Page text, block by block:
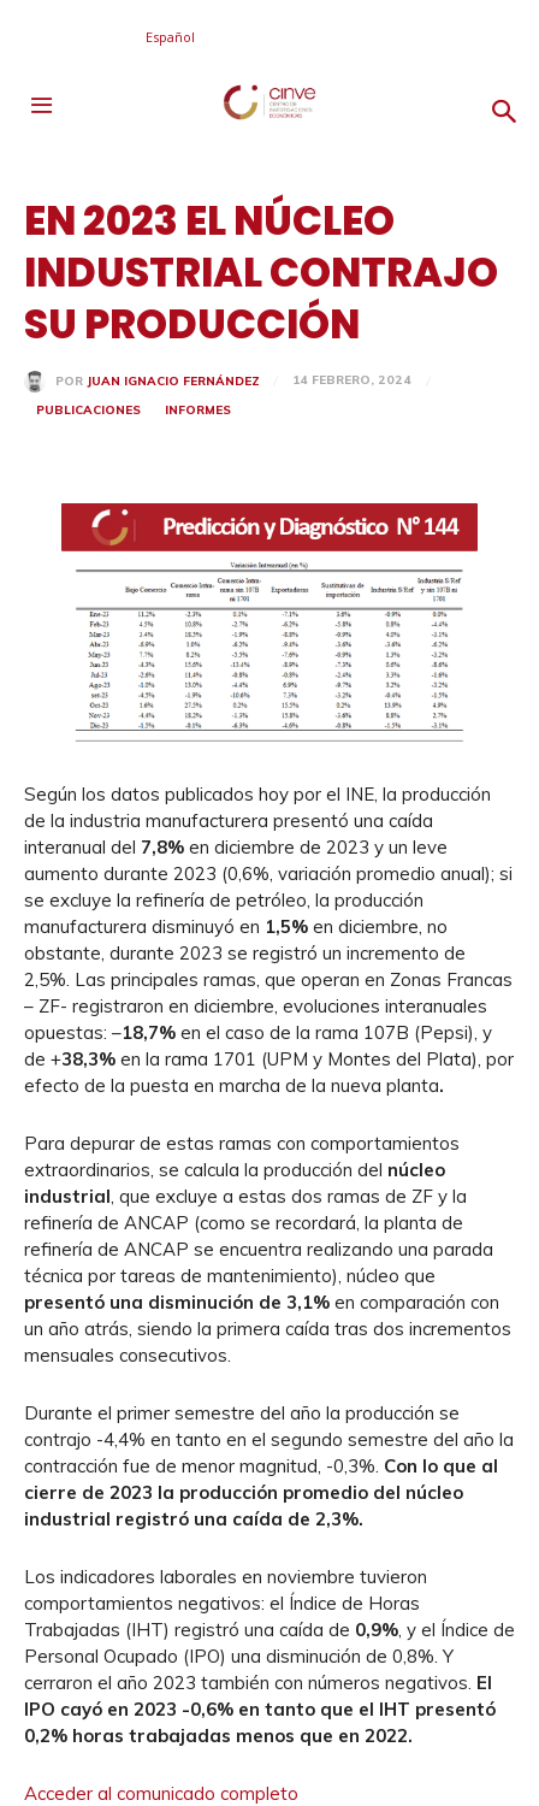
Español
EN 2023 EL NÚCLEO
INDUSTRIAL CONTRAJO
SU PRODUCCIÓN
POR JUAN IGNACIO FERNÁNDEZ
14 FEBRERO, 2024
PUBLICACIONES
INFORMES
Según los datos publicados hoy por el INE, la producción
de la industria manufacturera presentó una caída
interanual del 7,8% en diciembre de 2023 y un leve
aumento durante 2023 (0,6%, variación promedio anual); si
se excluye la refinería de petróleo, la producción
manufacturera disminuyó en 1,5% en diciembre, no
obstante, durante 2023 se registró un incremento de
2,5%. Las principales ramas, que operan en Zonas Francas
– ZF- registraron en diciembre, evoluciones interanuales
opuestas: –18,7% en el caso de la rama 107B (Pepsi), y
de +38,3% en la rama 1701 (UPM y Montes del Plata), por
efecto de la puesta en marcha de la nueva planta.
Para depurar de estas ramas con comportamientos
extraordinarios, se calcula la producción del núcleo
industrial, que excluye a estas dos ramas de ZF y la
refinería de ANCAP (como se recordará, la planta de
refinería de ANCAP se encuentra realizando una parada
técnica por tareas de mantenimiento), núcleo que
presentó una disminución de 3,1% en comparación con
un año atrás, siendo la primera caída tras dos incrementos
mensuales consecutivos.
Durante el primer semestre del año la producción se
contrajo -4,4% en tanto en el segundo semestre del año la
contracción fue de menor magnitud, -0,3%. Con lo que al
cierre de 2023 la producción promedio del núcleo
industrial registró una caída de 2,3%.
Los indicadores laborales en noviembre tuvieron
comportamientos negativos: el Índice de Horas
Trabajadas (IHT) registró una caída de 0,9%, y el Índice de
Personal Ocupado (IPO) una disminución de 0,8%. Y
cerraron el año 2023 también con números negativos. El
IPO cayó en 2023 -0,6% en tanto que el IHT presentó
0,2% horas trabajadas menos que en 2022.
Acceder al comunicado completo